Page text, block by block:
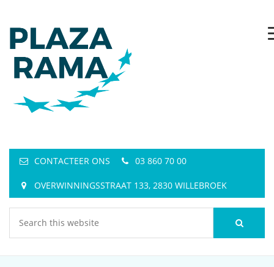
CONTACTEER ONS 03 860 70 00
OVERWINNINGSSTRAAT 133, 2830 WILLEBROEK